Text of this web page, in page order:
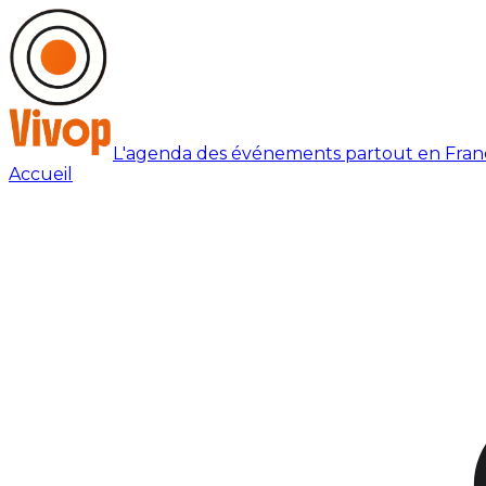
L'agenda des événements partout en
Accueil